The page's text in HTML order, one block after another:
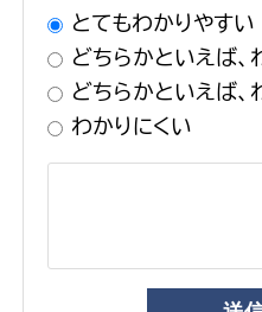
とてもわかりやすい
どちらかといえば、
どちらかといえば、
わかりにくい